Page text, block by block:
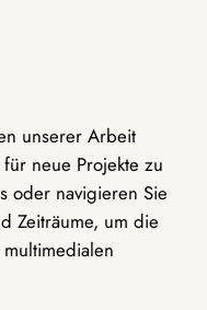
unserer Arbeit
neue Projekte zu
oder navigieren Sie
Zeiträume, um die